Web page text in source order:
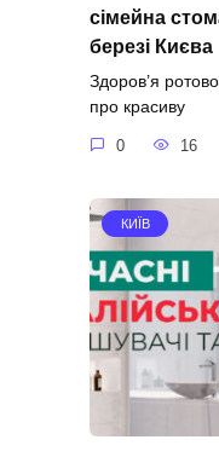
сімейна
березі Києва
Здоров’я
про красиву
0 16
КИЇВ